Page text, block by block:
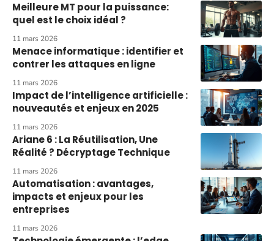
Meilleure MT pour la puissance:
quel est le choix idéal ?
11 mars 2026
Menace informatique : identifier et
contrer les attaques en ligne
11 mars 2026
Impact de l’intelligence artificielle :
nouveautés et enjeux en 2025
11 mars 2026
Ariane 6 : La Réutilisation, Une
Réalité ? Décryptage Technique
11 mars 2026
Automatisation : avantages,
impacts et enjeux pour les
entreprises
11 mars 2026